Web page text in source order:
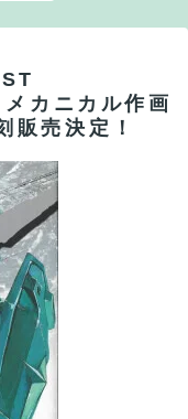
カニカル作画
販売決定！